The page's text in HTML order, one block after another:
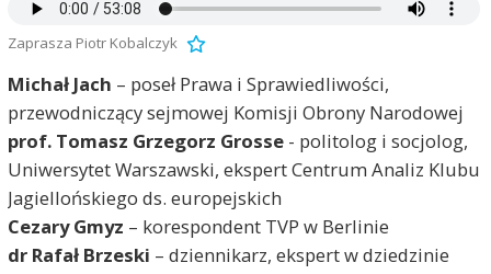
Zaprasza Piotr Kobalczyk
Michał Jach – poseł Prawa i Sprawiedliwości,
przewodniczący sejmowej Komisji Obrony Narodowej
prof. Tomasz Grzegorz Grosse - politolog i socjolog,
Uniwersytet Warszawski, ekspert Centrum Analiz Klubu
Jagiellońskiego ds. europejskich
Cezary Gmyz – korespondent TVP w Berlinie
dr Rafał Brzeski – dziennikarz, ekspert w dziedzinie